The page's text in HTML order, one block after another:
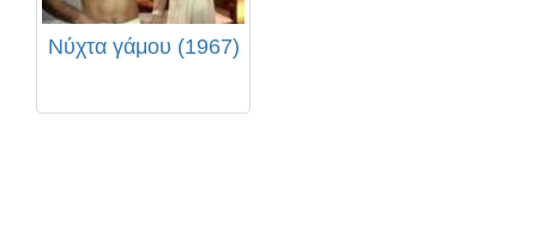
Νύχτα γάμου (1967)